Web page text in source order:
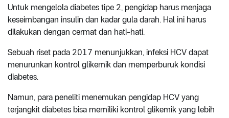
Untuk mengelola diabetes tipe 2, pengidap harus menjaga
keseimbangan insulin dan kadar gula darah. Hal ini harus
dilakukan dengan cermat dan hati-hati.
Sebuah riset pada 2017 menunjukkan, infeksi HCV dapat
menurunkan kontrol glikemik dan memperburuk kondisi
diabetes.
Namun, para peneliti menemukan pengidap HCV yang
terjangkit diabetes bisa memiliki kontrol glikemik yang lebih